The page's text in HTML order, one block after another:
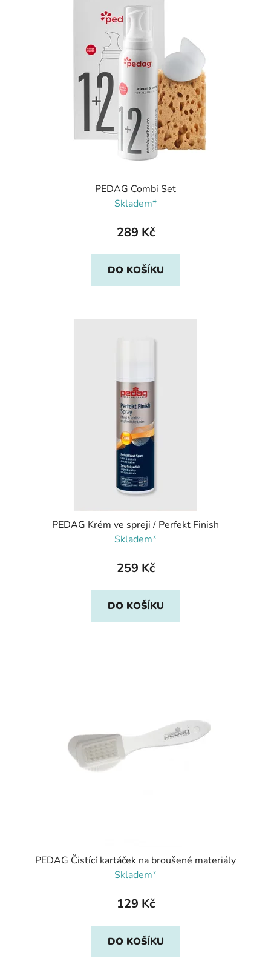
PEDAG Combi Set
Skladem*
289 Kč
DO KOŠÍKU
PEDAG Krém ve spreji / Perfekt Finish
Skladem*
259 Kč
DO KOŠÍKU
PEDAG Čistící kartáček na broušené materiály
Skladem*
129 Kč
DO KOŠÍKU